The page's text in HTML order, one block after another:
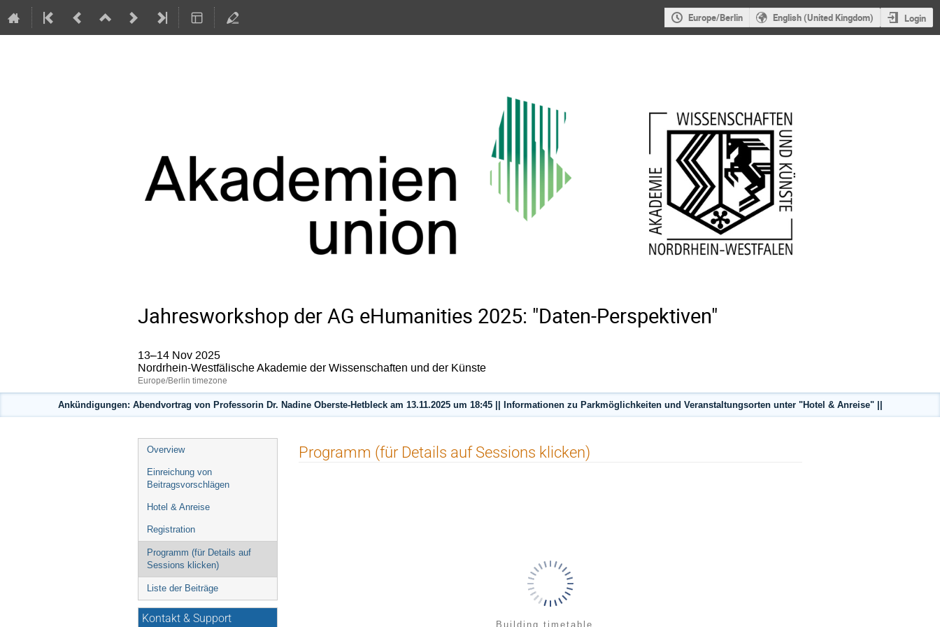
Europe/Berlin English (United Kingdom) Login
Jahresworkshop der AG eHumanities 2025: "Daten-Perspektiven"
13–14 Nov 2025
Nordrhein-Westfälische Akademie der Wissenschaften und der Künste
Europe/Berlin timezone
Ankündigungen: Abendvortrag von Professorin Dr. Nadine Oberste-Hetbleck am 13.11.2025 um 18:45 || Informationen zu Parkmöglichkeiten und Veranstaltungsorten unter "Hotel & Anreise" ||
Event
menu
Overview
Einreichung von
Beitragsvorschlägen
Hotel & Anreise
Registration
Programm (für Details auf
Sessions klicken)
Liste der Beiträge
Kontakt & Support
Programm (für Details auf Sessions klicken)
Building timetable...